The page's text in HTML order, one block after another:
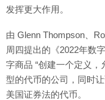
发挥更大作用。
由 Glenn Thompson、
周四提出的《2022年数
字商品 “创建一个定义
型的代币的公司，同时
美国证券法的代币。